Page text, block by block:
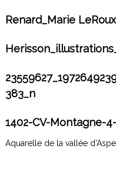
Renard_Marie LeRoux
383_n
1402-CV-Montagne-
Aquarelle de la vallée